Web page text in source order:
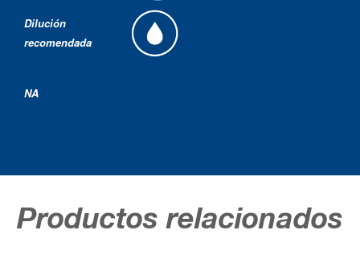
Dilución
recomendada
NA
Productos relacionados